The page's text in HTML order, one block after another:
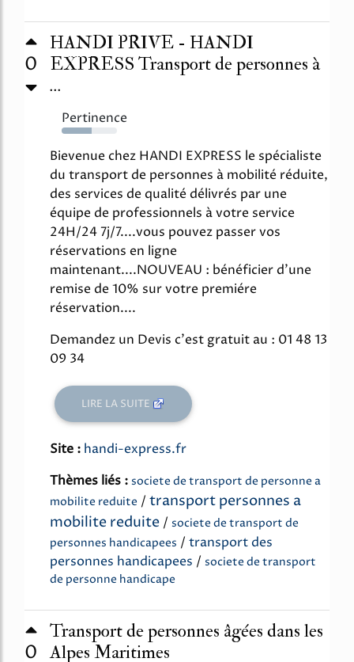
0
HANDI PRIVE - HANDI
EXPRESS Transport de personnes à
...
Pertinence
54%
Bievenue chez HANDI EXPRESS le spécialiste
du transport de personnes à mobilité réduite,
des services de qualité délivrés par une
équipe de professionnels à votre service
24H/24 7j/7....vous pouvez passer vos
réservations en ligne
maintenant....NOUVEAU : bénéficier d'une
remise de 10% sur votre premiére
réservation....
Demandez un Devis c'est gratuit au : 01 48 13
09 34
LIRE LA SUITE
Site : handi-express.fr
Thèmes liés : societe de transport de personne a
mobilite reduite / transport personnes a
mobilite reduite / societe de transport de
personnes handicapees / transport des
personnes handicapees / societe de transport
de personne handicape
0
Transport de personnes âgées dans les
Alpes Maritimes